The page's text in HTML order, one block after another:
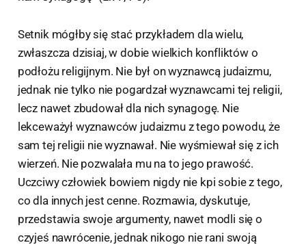
Setnik mógłby się stać przykładem dla wielu,
zwłaszcza dzisiaj, w dobie wielkich konfliktów o
podłożu religijnym. Nie był on wyznawcą judaizmu,
jednak nie tylko nie pogardzał wyznawcami tej religii,
lecz nawet zbudował dla nich synagogę. Nie
lekceważył wyznawców judaizmu z tego powodu, że
sam tej religii nie wyznawał. Nie wyśmiewał się z ich
wierzeń. Nie pozwalała mu na to jego prawość.
Uczciwy człowiek bowiem nigdy nie kpi sobie z tego,
co dla innych jest cenne. Rozmawia, dyskutuje,
przedstawia swoje argumenty, nawet modli się o
czyjeś nawrócenie, jednak nikogo nie rani swoją